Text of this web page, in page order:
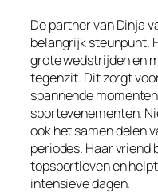
De partner van Dinja
belangrijk steunpunt.
grote wedstrijden en
tegenzit. Dit zorgt
spannende
sportevenementen.
ook het samen delen
periodes. Haar vriend
topsportleven en
intensieve dagen.